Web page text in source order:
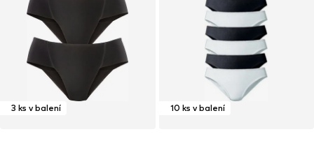
3 ks v balení 10 ks v balení